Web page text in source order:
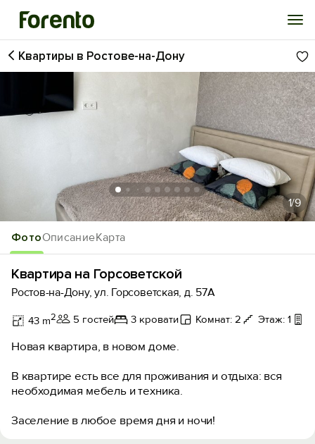
Войти
Избранное
Добавить свой объект
ФотоОписаниеКарта
Квартиры в Ростове-на-Дону
1/9
Квартира на Горсоветской
Ростов-на-Дону, ул. Горсоветская, д. 57А
43 m2 5 гостей 3 кровати Комнат: 2 Этаж: 1
Новая квартира, в новом доме.
В квартире есть все для проживания и отдыха: вся
необходимая мебель и техника.
Заселение в любое время дня и ночи!